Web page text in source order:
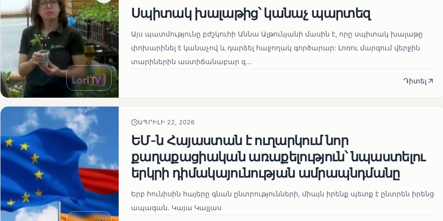
Սպիտակ խալաթից՝ կանաչ պարտեզ
Այս պատմությունը բժշկուհի Աննա Ալթունյանի մասին է, որը սպիտակ խալաթը
փոխարինել է կանաչով և դարձել հաջողակ գործարար: Լոռու մարզում վերջին
տարիներին աստիճանաբար զ...
Դիտել
ԱՊՐԻԼԻ 22, 2026
ԵՄ-ն Հայաստան է ուղարկում նոր
քաղաքացիական առաքելություն՝ նպաստելու
երկրի դիմակայունության ամրապնդմանը
Երբ հունիսին հայերը գնան ընտրությունների, միայն իրենք պետք է ընտրեն իրենց
ապագան. Կայա Կալլաս